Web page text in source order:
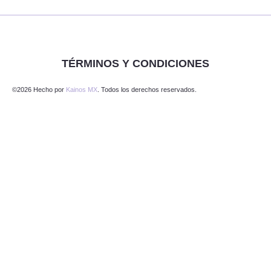
TÉRMINOS Y CONDICIONES
©2026 Hecho por Kainos MX . Todos los derechos reservados.